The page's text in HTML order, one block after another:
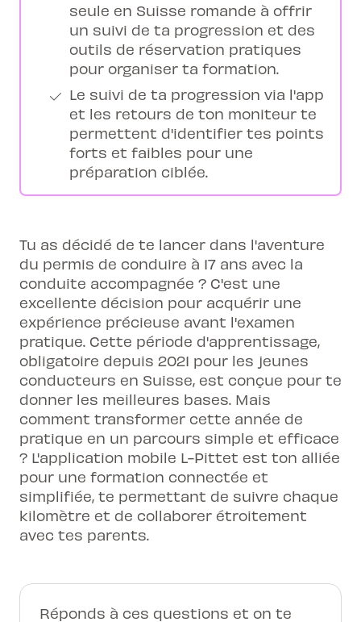
seule en Suisse romande à offrir
un suivi de ta progression et des
outils de réservation pratiques
pour organiser ta formation.
Le suivi de ta progression via l'app
et les retours de ton moniteur te
permettent d'identifier tes points
forts et faibles pour une
préparation ciblée.
Tu as décidé de te lancer dans l'aventure
du permis de conduire à 17 ans avec la
conduite accompagnée ? C'est une
excellente décision pour acquérir une
expérience précieuse avant l'examen
pratique. Cette période d'apprentissage,
obligatoire depuis 2021 pour les jeunes
conducteurs en Suisse, est conçue pour te
donner les meilleures bases. Mais
comment transformer cette année de
pratique en un parcours simple et efficace
? L'application mobile L-Pittet est ton alliée
pour une formation connectée et
simplifiée, te permettant de suivre chaque
kilomètre et de collaborer étroitement
avec tes parents.
Réponds à ces questions et on te